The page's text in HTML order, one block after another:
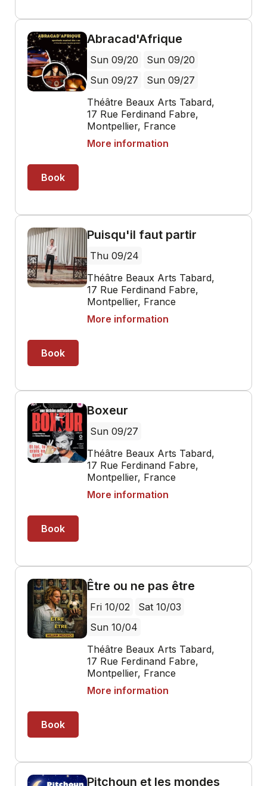
Abracad'Afrique
Sun 09/20
Sun 09/20
Sun 09/27
Sun 09/27
Théâtre Beaux Arts Tabard,
17 Rue Ferdinand Fabre,
Montpellier, France
More information
Book
Puisqu'il faut partir
Thu 09/24
Théâtre Beaux Arts Tabard,
17 Rue Ferdinand Fabre,
Montpellier, France
More information
Book
Boxeur
Sun 09/27
Théâtre Beaux Arts Tabard,
17 Rue Ferdinand Fabre,
Montpellier, France
More information
Book
Être ou ne pas être
Fri 10/02
Sat 10/03
Sun 10/04
Théâtre Beaux Arts Tabard,
17 Rue Ferdinand Fabre,
Montpellier, France
More information
Book
Pitchoun et les mondes